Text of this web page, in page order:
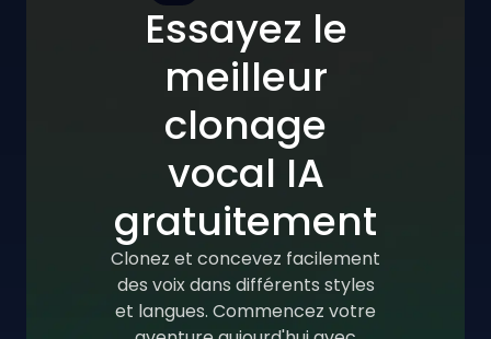
Essayez le
meilleur
clonage
vocal IA
gratuitement
Clonez et concevez facilement
des voix dans différents styles
et langues. Commencez votre